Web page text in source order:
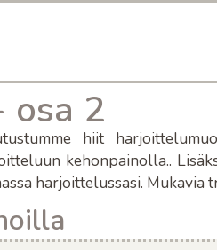
osa 2
hiit
kehonpainolla..
harjoittelussasi. Mukavia